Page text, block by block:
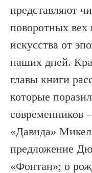
представляют
поворотных вех
искусства от
наших дней.
главы книги
которые
современников
«Давида»
предложение
«Фонтан»; о